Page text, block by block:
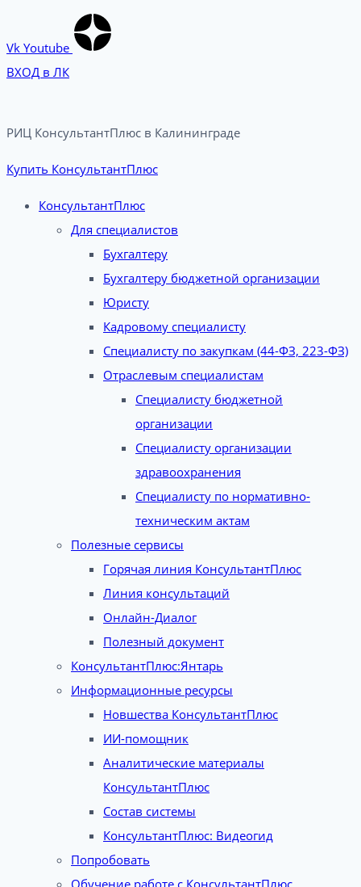
Vk Youtube
ВХОД в ЛК
РИЦ КонсультантПлюс в Калининграде​
Купить КонсультантПлюс
КонсультантПлюс
Для специалистов
Бухгалтеру
Бухгалтеру бюджетной организации
Юристу
Кадровому специалисту
Специалисту по закупкам (44-ФЗ, 223-ФЗ)
Отраслевым специалистам
Специалисту бюджетной
организации
Специалисту организации
здравоохранения
Специалисту по нормативно-
техническим актам
Полезные сервисы
Горячая линия КонсультантПлюс
Линия консультаций
Онлайн-Диалог
Полезный документ
КонсультантПлюс:Янтарь
Информационные ресурсы
Новшества КонсультантПлюс
ИИ-помощник
Аналитические материалы
КонсультантПлюс
Состав системы
КонсультантПлюс: Видеогид
Попробовать
Обучение работе с КонсультантПлюс